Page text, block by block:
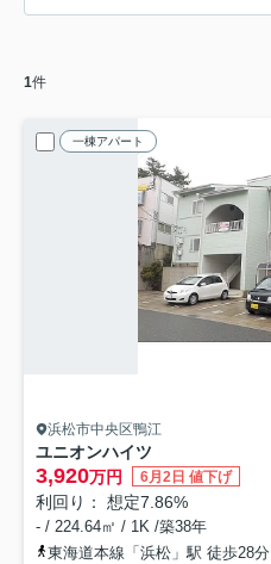
1件
一棟アパート
浜松市中央区鴨江
ユニオンハイツ
3,920万円 6月2日 値下げ
利回り： 想定7.86%
- / 224.64㎡ / 1K /築38年
東海道本線「浜松」駅 徒歩28分